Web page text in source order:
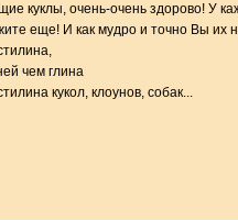
куклы, очень-очень здорово! У
еще! И как мудро и точно Вы их
чем глина
кукол, клоунов, собак...